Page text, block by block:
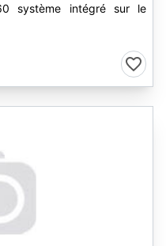
système intégré sur le